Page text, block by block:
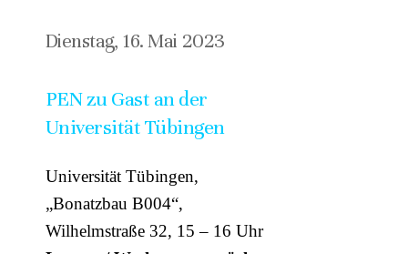
Dienstag, 16. Mai 2023
PEN zu Gast an der
Universität Tübingen
Universität Tübingen,
„Bonatzbau B004“,
Wilhelmstraße 32, 15 – 16 Uhr